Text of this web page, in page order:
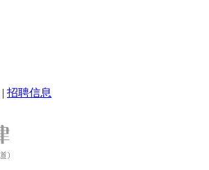
| 招聘信息